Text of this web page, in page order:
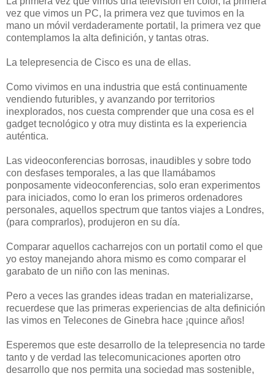
vez que vimos un PC, la primera vez que tuvimos en la
mano un móvil verdaderamente portatil, la primera vez que
contemplamos la alta definición, y tantas otras.
La telepresencia de Cisco es una de ellas.
Como vivimos en una industria que está continuamente
vendiendo futuribles, y avanzando por territorios
inexplorados, nos cuesta comprender que una cosa es el
gadget tecnológico y otra muy distinta es la experiencia
auténtica.
Las videoconferencias borrosas, inaudibles y sobre todo
con desfases temporales, a las que llamábamos
ponposamente videoconferencias, solo eran experimentos
para iniciados, como lo eran los primeros ordenadores
personales, aquellos spectrum que tantos viajes a Londres,
(para comprarlos), produjeron en su día.
Comparar aquellos cacharrejos con un portatil como el que
yo estoy manejando ahora mismo es como comparar el
garabato de un niño con las meninas.
Pero a veces las grandes ideas tradan en materializarse,
recuerdese que las primeras experiencias de alta definición
las vimos en Telecones de Ginebra hace ¡quince años!
Esperemos que este desarrollo de la telepresencia no tarde
tanto y de verdad las telecomunicaciones aporten otro
desarrollo que nos permita una sociedad mas sostenible,